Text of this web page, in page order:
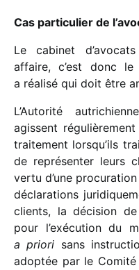
Cas parti­cu­lier de
Le cabi­net
affaire, c’est donc le
a réalisé qui doit être
L’Autorité
agissent
trai­te­ment lorsqu’ils
de repré­sen­ter leurs
vertu d’une
décla­ra­tions
clients, la déci­sion
pour l’exécution du
a priori sans
adop­tée par le